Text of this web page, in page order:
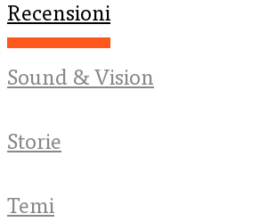
Recensioni
Sound & Vision
Storie
Temi